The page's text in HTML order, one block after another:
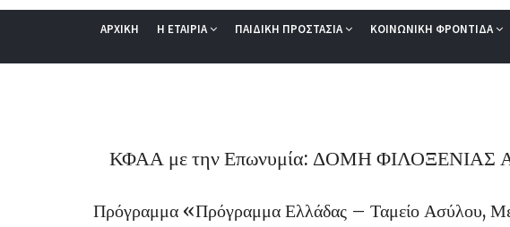
ΑΡΧΙΚΗ Η ΕΤΑΙΡΙΑ ΠΑΙΔΙΚΗ ΠΡΟΣΤΑΣΙΑ ΚΟΙΝΩΝΙΚΗ ΦΡΟΝΤΙΔΑ
ΚΦΑΑ με την Επωνυμία: ΔΟΜΗ
Πρόγραμμα «Πρόγραμμα Ελλάδας – Ταμείο Ασύλου,